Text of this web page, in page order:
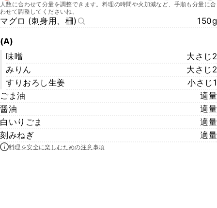
人数に合わせて分量を調整できます。料理の時間や火加減など、手順も分量に合
わせて調整してくださいね。
マグロ (刺身用、柵) 150g
(A)
味噌
大さじ2
みりん
大さじ2
すりおろし生姜
小さじ1
ごま油
適量
醤油
適量
白いりごま
適量
刻みねぎ
適量
料理を安全に楽しむための注意事項